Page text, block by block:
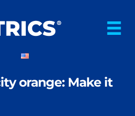
orange: Make it